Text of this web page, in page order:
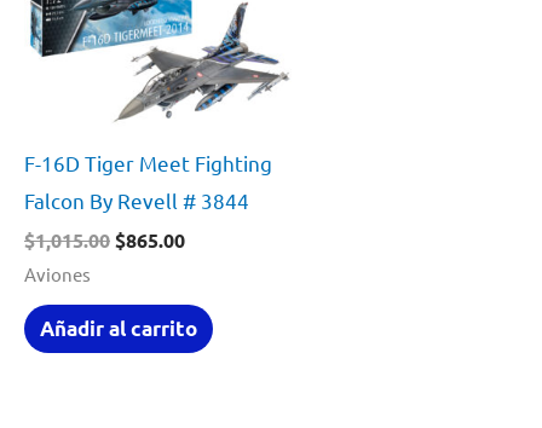
F-16D Tiger Meet Fighting
Falcon By Revell # 3844
$1,015.00El
era:
$1,015.00.
$865.00El
es:
$865.00.
Aviones
Añadir al carrito